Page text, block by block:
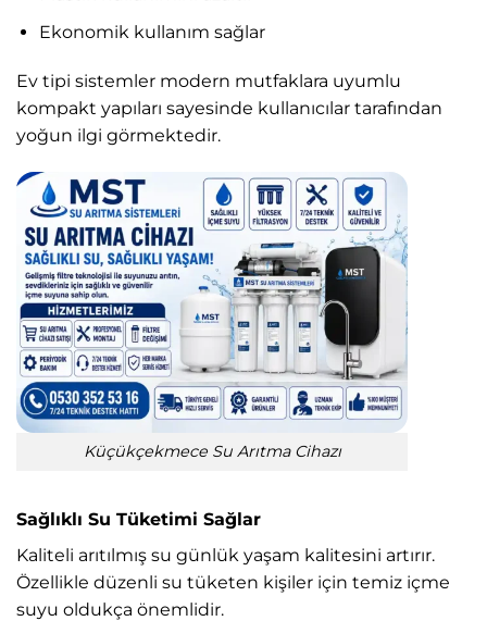
Ekonomik kullanım sağlar
Ev tipi sistemler modern mutfaklara uyumlu
kompakt yapıları sayesinde kullanıcılar tarafından
yoğun ilgi görmektedir.
Küçükçekmece Su Arıtma Cihazı
Sağlıklı Su Tüketimi Sağlar
Kaliteli arıtılmış su günlük yaşam kalitesini artırır.
Özellikle düzenli su tüketen kişiler için temiz içme
suyu oldukça önemlidir.